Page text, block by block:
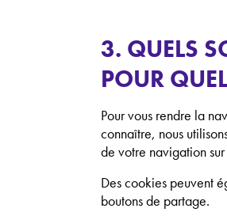
3. QUELS
POUR
Pour vous rendre la
connaître, nous
de votre navigation
Des cookies peuvent
boutons de partage.